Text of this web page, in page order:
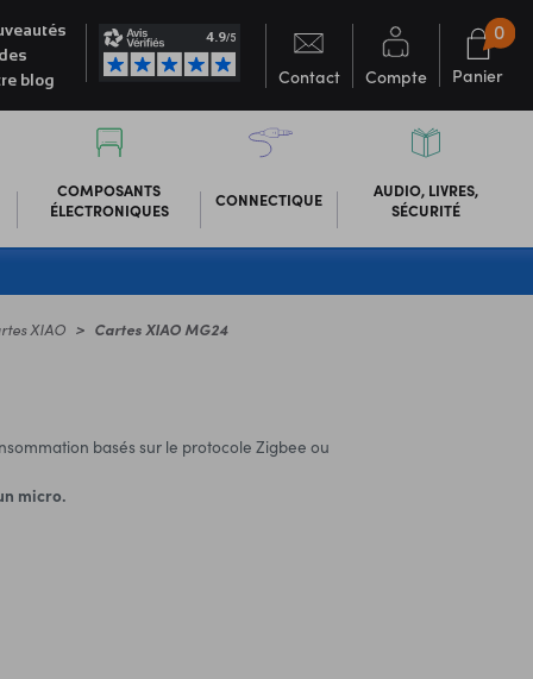
blog
Contact Compte Panier
0
COMPOSANTS
ÉLECTRONIQUES
CONNECTIQUE
AUDIO, LIVRES,
SÉCURITÉ
XIAO Cartes XIAO MG24
basés sur le protocole Zigbee ou
micro.